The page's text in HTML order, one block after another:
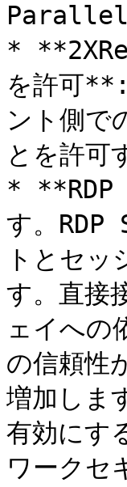
*
を許可**:
ント側で
とを許可
* **RDP
す。
トとセ
す。直
ェイへの
の信頼性
増加しま
有効にす
ワーク